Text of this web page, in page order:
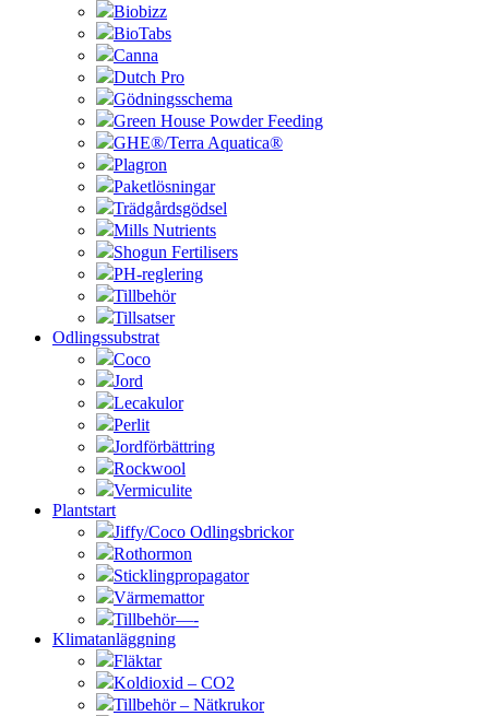
Biobizz
BioTabs
Canna
Dutch Pro
Gödningsschema
Green House Powder Feeding
GHE®/Terra Aquatica®
Plagron
Paketlösningar
Trädgårdsgödsel
Mills Nutrients
Shogun Fertilisers
PH-reglering
Tillbehör
Tillsatser
Odlingssubstrat
Coco
Jord
Lecakulor
Perlit
Jordförbättring
Rockwool
Vermiculite
Plantstart
Jiffy/Coco Odlingsbrickor
Rothormon
Sticklingpropagator
Värmemattor
Tillbehör—-
Klimatanläggning
Fläktar
Koldioxid – CO2
Tillbehör – Nätkrukor